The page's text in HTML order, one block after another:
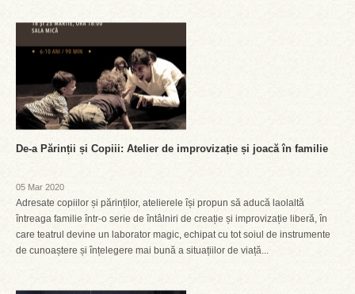
De-a Părinții și Copiii: Atelier de improvizație și joacă în familie
05 Mar 2020
Adresate copiilor și părinților, atelierele își propun să aducă laolaltă
întreaga familie într-o serie de întâlniri de creație și improvizație liberă, în
care teatrul devine un laborator magic, echipat cu tot soiul de instrumente
de cunoaștere și înțelegere mai bună a situațiilor de viață...